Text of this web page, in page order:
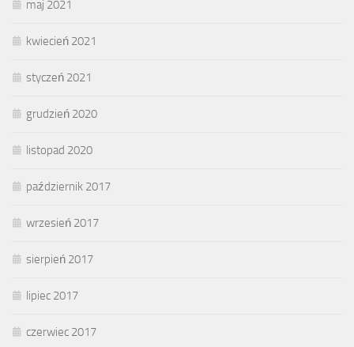
maj 2021
kwiecień 2021
styczeń 2021
grudzień 2020
listopad 2020
październik 2017
wrzesień 2017
sierpień 2017
lipiec 2017
czerwiec 2017